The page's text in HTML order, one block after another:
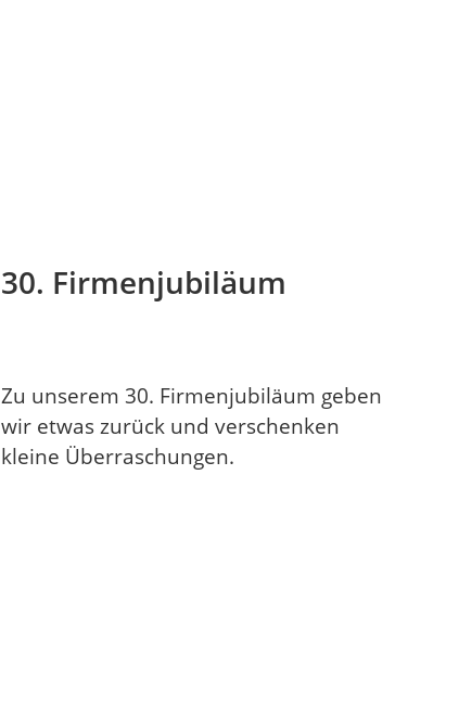
30. Firmenjubiläum
Zu unserem 30. Firmenjubiläum geben
wir etwas zurück und verschenken
kleine Überraschungen.